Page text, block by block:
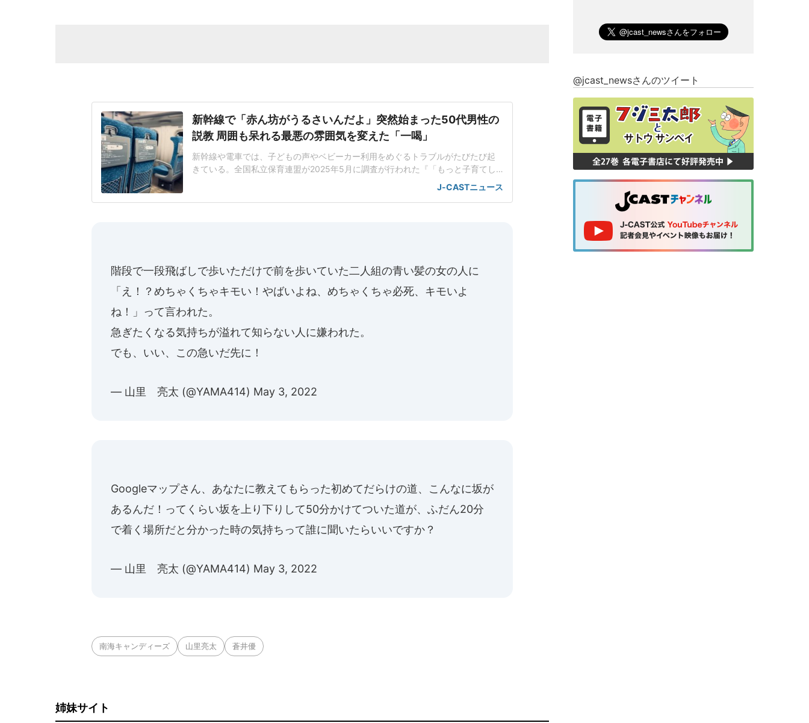
新幹線で「赤ん坊がうるさいんだよ」突然始まった50代男性の
説教 周囲も呆れる最悪の雰囲気を変えた「一喝」
新幹線や電車では、子どもの声やベビーカー利用をめぐるトラブルがたびたび起
きている。全国私立保育連盟が2025年5月に調査が行われた『「もっと子育てし
やすい社会へ」アンケート2025』の結果には、「外食、電車、公共の場での子ど
もの泣き声・騒ぎへの冷たい視線や苦情に心が疲弊」「電車の座席やエレベータ
J-CASTニュース
階段で一段飛ばしで歩いただけで前を歩いていた二人組の青い髪の女の人に
「え！？めちゃくちゃキモい！やばいよね、めちゃくちゃ必死、キモいよ
ね！」って言われた。
急ぎたくなる気持ちが溢れて知らない人に嫌われた。
でも、いい、この急いだ先に！
— 山里 亮太 (@YAMA414) May 3, 2022
Googleマップさん、あなたに教えてもらった初めてだらけの道、こんなに坂が
あるんだ！ってくらい坂を上り下りして50分かけてついた道が、ふだん20分
で着く場所だと分かった時の気持ちって誰に聞いたらいいですか？
— 山里 亮太 (@YAMA414) May 3, 2022
南海キャンディーズ 山里亮太 蒼井優
姉妹サイト
@jcast_newsさんのツイート